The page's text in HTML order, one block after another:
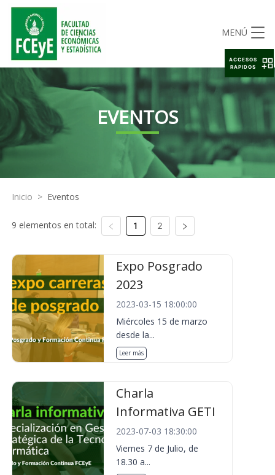
MENÚ
EVENTOS
Inicio > Eventos
9 elementos en total: 1 2
Expo Posgrado
2023
2023-03-15 18:00:00
Miércoles 15 de marzo
desde la...
Leer más
Charla
Informativa GETI
2023-07-03 18:30:00
Viernes 7 de Julio, de
18.30 a...
ACCESOS
RAPIDOS